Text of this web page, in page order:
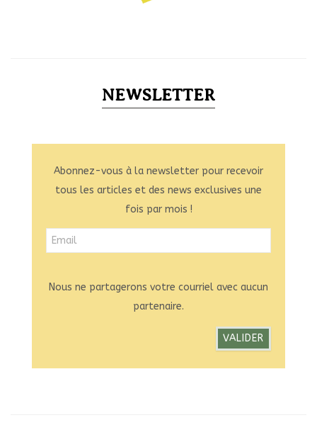
NEWSLETTER
Abonnez-vous à la newsletter pour recevoir
tous les articles et des news exclusives une
fois par mois !
Nous ne partagerons votre courriel avec aucun
partenaire.